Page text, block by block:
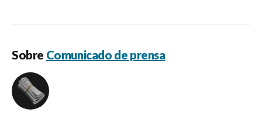
Sobre Comunicado de prensa